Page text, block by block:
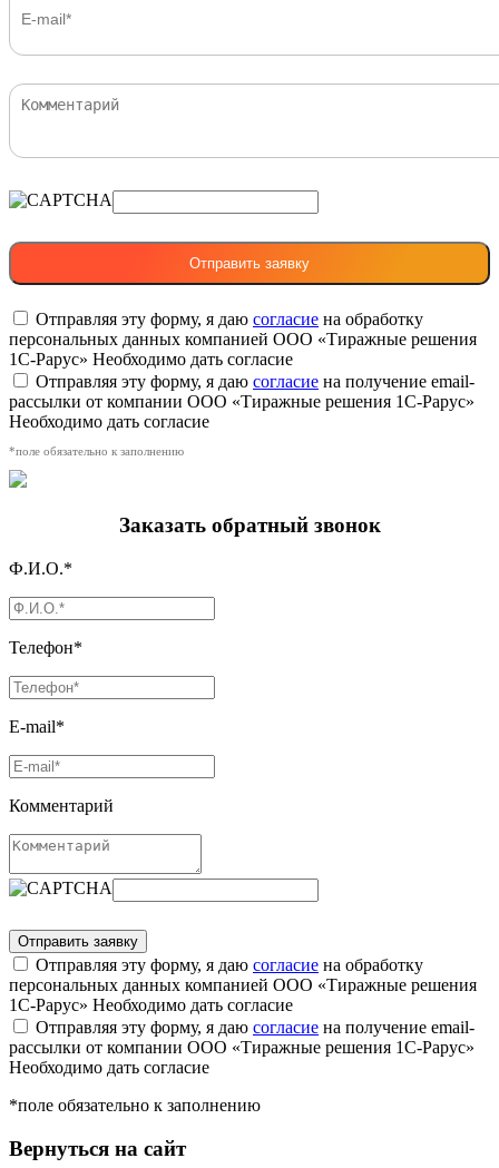
Отправляя эту форму, я даю согласие на обработку
персональных данных компанией ООО «Тиражные решения
1С-Рарус» Необходимо дать согласие
Отправляя эту форму, я даю согласие на получение email-
рассылки от компании ООО «Тиражные решения 1С-Рарус»
Необходимо дать согласие
*поле обязательно к заполнению
Заказать обратный звонок
Ф.И.О.*
Телефон*
E-mail*
Комментарий
Отправляя эту форму, я даю согласие на обработку
персональных данных компанией ООО «Тиражные решения
1С-Рарус» Необходимо дать согласие
Отправляя эту форму, я даю согласие на получение email-
рассылки от компании ООО «Тиражные решения 1С-Рарус»
Необходимо дать согласие
*поле обязательно к заполнению
Вернуться на сайт